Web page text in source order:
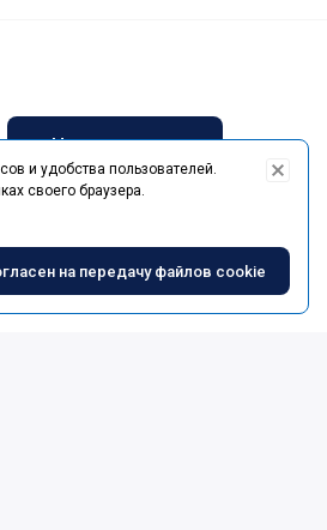
Написать нам
и удобства пользователей.
своего браузера.
на передачу файлов cookie